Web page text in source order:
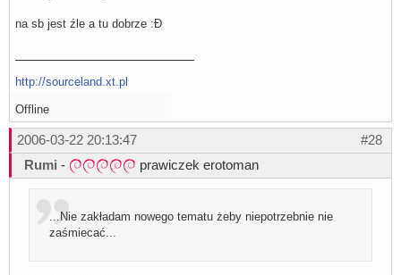
na sb jest źle a tu dobrze :Ð
http://sourceland.xt.pl
Offline
#28
2006-03-22 20:13:47
Rumi - prawiczek erotoman
...Nie zakładam nowego tematu żeby niepotrzebnie nie
zaśmiecać...